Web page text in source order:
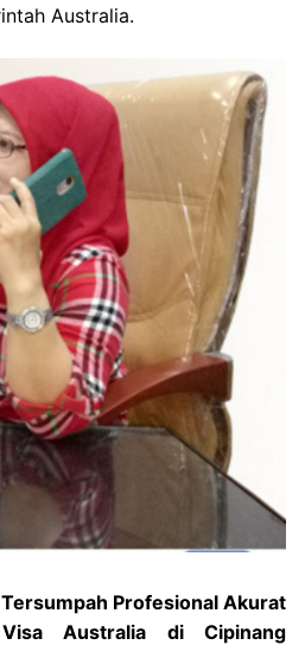
Australia.
Profesional Akurat
Australia di Cipinang